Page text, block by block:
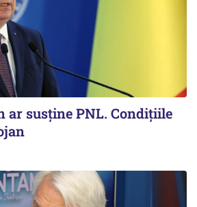
ar susține PNL. Condițiile